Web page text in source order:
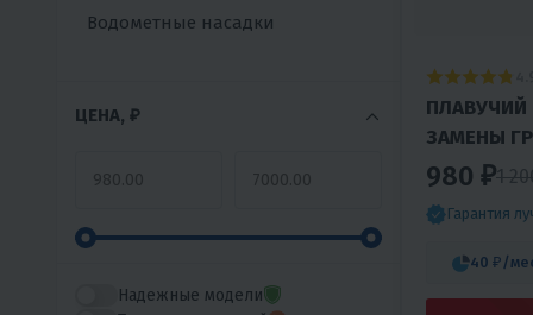
Водометные насадки
ЦЕНА, ₽
Надежные модели
ЗАМЕНЫ
MERCURY И
980 ₽1
Гарантия
40 ₽ /